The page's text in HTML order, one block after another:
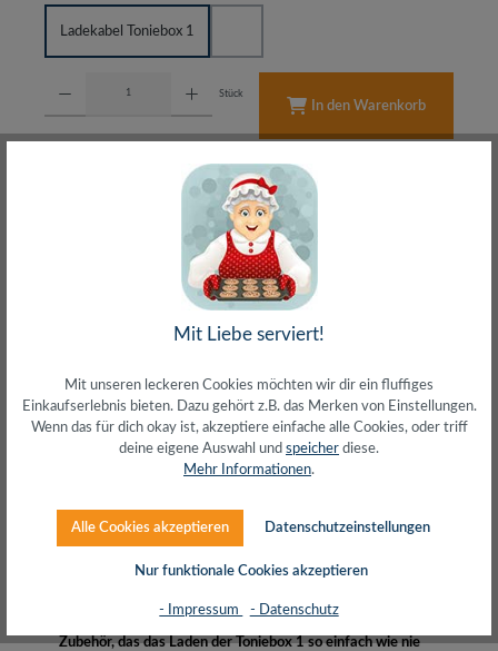
Ladekabel Toniebox 1
Stück
In den Warenkorb
Schnell & sicher bezahlen mit
Schneller Versand
meist direkt aus Waiblingen
30 Tage Rückgaberecht
LIVE-Beratung– Frag den Profi!
kostenlos und persönlich
Über 20+ Jahre Erfahrung
wir wissen von was wir sprechen
Das Toniebox Ladekabel ist ein vielseitiges und flexibles
Zubehör, das das Laden der Toniebox 1 so einfach wie nie
Mit Liebe serviert!
Mit unseren leckeren Cookies möchten wir dir ein fluffiges
Einkaufserlebnis bieten. Dazu gehört z.B. das Merken von Einstellungen.
Wenn das für dich okay ist, akzeptiere einfache alle Cookies, oder triff
deine eigene Auswahl und speicher diese.
Mehr Informationen.
Alle Cookies akzeptieren Datenschutzeinstellungen
Nur funktionale Cookies akzeptieren
- Impressum - Datenschutz